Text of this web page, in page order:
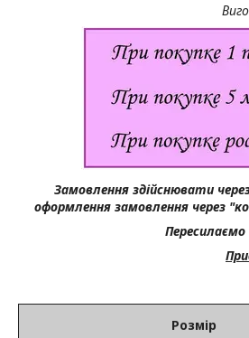
Замовлення здійснювати
оформлення замовлення через
Розмір